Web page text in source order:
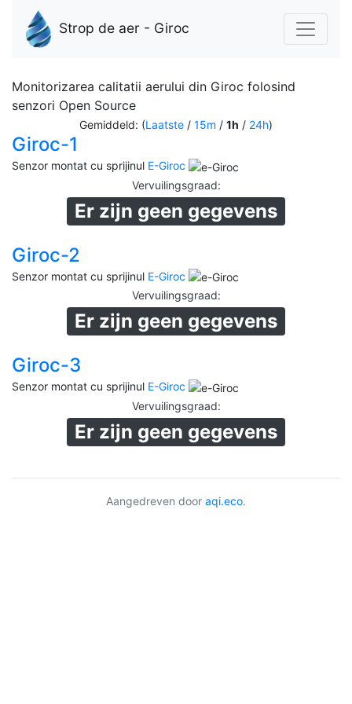
Strop de aer - Giroc
Monitorizarea calitatii aerului din Giroc folosind
senzori Open Source
Gemiddeld: (Laatste / 15m / 1h / 24h)
Giroc-1
Senzor montat cu sprijinul E-Giroc
Vervuilingsgraad:
Er zijn geen gegevens
Giroc-2
Senzor montat cu sprijinul E-Giroc
Vervuilingsgraad:
Er zijn geen gegevens
Giroc-3
Senzor montat cu sprijinul E-Giroc
Vervuilingsgraad:
Er zijn geen gegevens
Aangedreven door aqi.eco.